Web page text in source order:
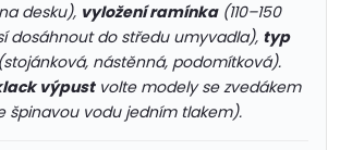
desku), vyložení ramínka(110–150
dosáhnout do středu umyvadla), typ
nástěnná, podomítková).
výpustvolte modely se zvedákem
špinavou vodu jedním tlakem).